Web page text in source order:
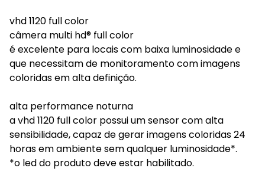
vhd 1120 full color
câmera multi hd® full color
é excelente para locais com baixa luminosidade e
que necessitam de monitoramento com imagens
coloridas em alta definição.
alta performance noturna
a vhd 1120 full color possui um sensor com alta
sensibilidade, capaz de gerar imagens coloridas 24
horas em ambiente sem qualquer luminosidade*.
*o led do produto deve estar habilitado.